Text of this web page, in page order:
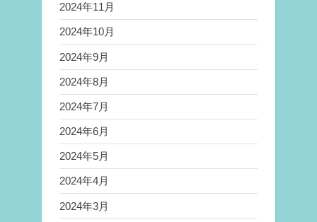
2024年11月
2024年10月
2024年9月
2024年8月
2024年7月
2024年6月
2024年5月
2024年4月
2024年3月